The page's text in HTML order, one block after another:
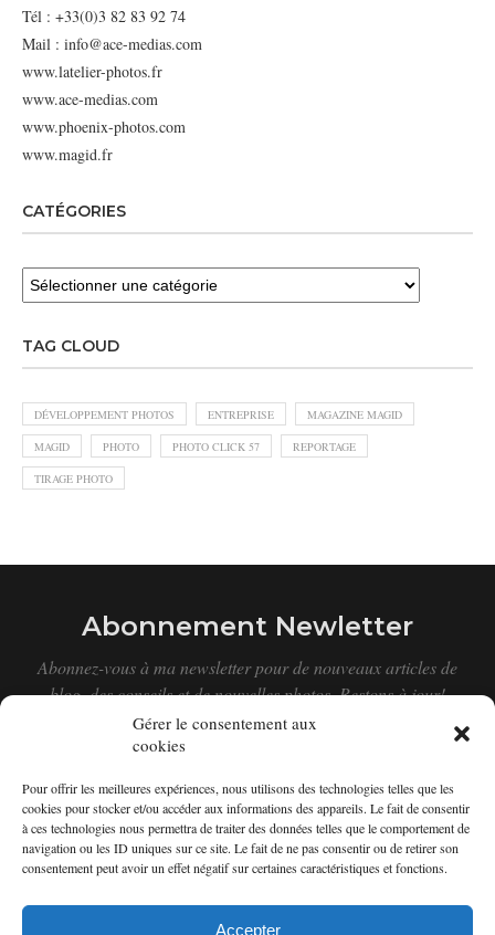
Gérer le consentement aux
cookies
Pour offrir les meilleures expériences, nous utilisons des technologies telles que les
cookies pour stocker et/ou accéder aux informations des appareils. Le fait de consentir
à ces technologies nous permettra de traiter des données telles que le comportement de
navigation ou les ID uniques sur ce site. Le fait de ne pas consentir ou de retirer son
consentement peut avoir un effet négatif sur certaines caractéristiques et fonctions.
Accepter
Tél : +33(0)3 82 83 92 74
Mail : info@ace-medias.com
www.latelier-photos.fr
www.ace-medias.com
www.phoenix-photos.com
www.magid.fr
CATÉGORIES
TAG CLOUD
DÉVELOPPEMENT PHOTOS ENTREPRISE MAGAZINE MAGID
MAGID PHOTO PHOTO CLICK 57 REPORTAGE
TIRAGE PHOTO
Abonnement Newletter
Abonnez-vous à ma newsletter pour de nouveaux articles de
blog, des conseils et de nouvelles photos. Restons à jour!